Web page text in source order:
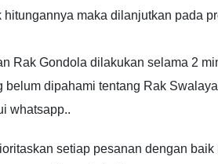
hitungannya maka dilanjutkan pada
Rak Gondola dilakukan selama 2
belum dipahami tentang Rak
whatsapp..
setiap pesanan dengan